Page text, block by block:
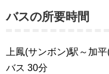
バスの所要時間
上鳳(サンボン)駅～加
バス 30分